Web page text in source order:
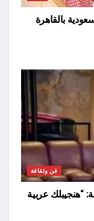
بالقاهرة
فن وثقافة
عربية